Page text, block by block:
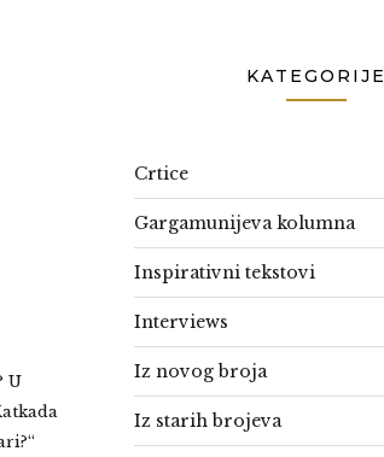
U
KATEGORIJE
Crtice
Gargamunijeva kolumna
Inspirativni tekstovi
Interviews
Iz novog broja
Iz starih brojeva